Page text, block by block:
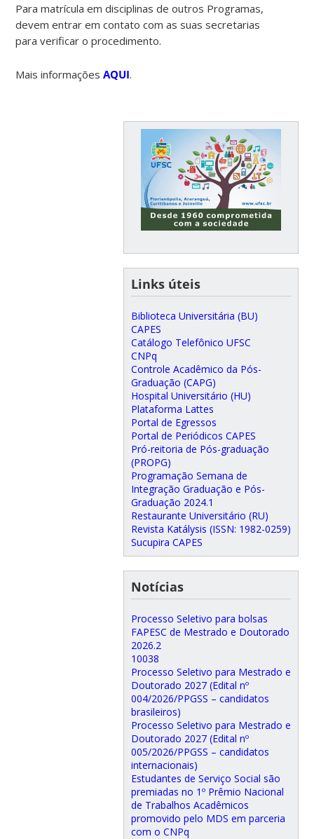
Para matrícula em disciplinas de outros Programas,
devem entrar em contato com as suas secretarias
para verificar o procedimento.
Mais informaçõesAQUI.
Links úteis
Biblioteca Universitária (BU)
CAPES
Catálogo Telefônico UFSC
CNPq
Controle Acadêmico da Pós-
Graduação (CAPG)
Hospital Universitário (HU)
Plataforma Lattes
Portal de Egressos
Portal de Periódicos CAPES
Pró-reitoria de Pós-graduação
(PROPG)
Programação Semana de
Integração Graduação e Pós-
Graduação 2024.1
Restaurante Universitário (RU)
Revista Katálysis (ISSN: 1982-0259)
Sucupira CAPES
Notícias
Processo Seletivo para bolsas
FAPESC de Mestrado e Doutorado
2026.2
10038
Processo Seletivo para Mestrado e
Doutorado 2027 (Edital nº
004/2026/PPGSS – candidatos
brasileiros)
Processo Seletivo para Mestrado e
Doutorado 2027 (Edital nº
005/2026/PPGSS – candidatos
internacionais)
Estudantes de Serviço Social são
premiadas no 1º Prêmio Nacional
de Trabalhos Acadêmicos
promovido pelo MDS em parceria
com o CNPq